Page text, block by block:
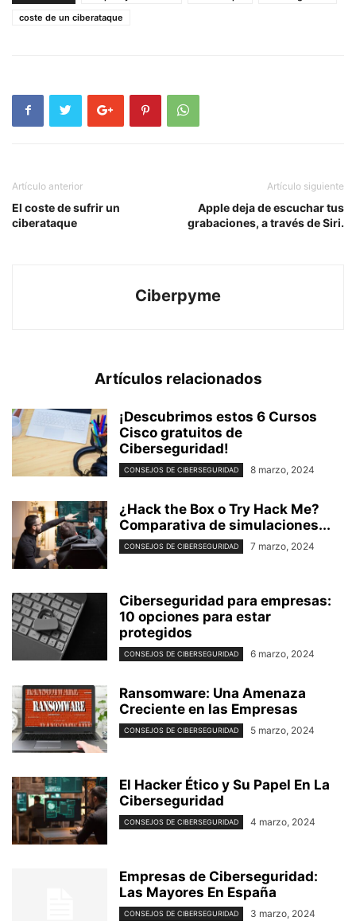
coste de un ciberataque
Artículo anterior
El coste de sufrir un
ciberataque
Artículo siguiente
Apple deja de escuchar tus
grabaciones, a través de Siri.
Ciberpyme
Artículos relacionados
¡Descubrimos estos 6 Cursos
Cisco gratuitos de
Ciberseguridad!
CONSEJOS DE CIBERSEGURIDAD 8 marzo, 2024
¿Hack the Box o Try Hack Me?
Comparativa de simulaciones...
CONSEJOS DE CIBERSEGURIDAD 7 marzo, 2024
Ciberseguridad para empresas:
10 opciones para estar
protegidos
CONSEJOS DE CIBERSEGURIDAD 6 marzo, 2024
Ransomware: Una Amenaza
Creciente en las Empresas
CONSEJOS DE CIBERSEGURIDAD 5 marzo, 2024
El Hacker Ético y Su Papel En La
Ciberseguridad
CONSEJOS DE CIBERSEGURIDAD 4 marzo, 2024
Empresas de Ciberseguridad:
Las Mayores En España
CONSEJOS DE CIBERSEGURIDAD 3 marzo, 2024